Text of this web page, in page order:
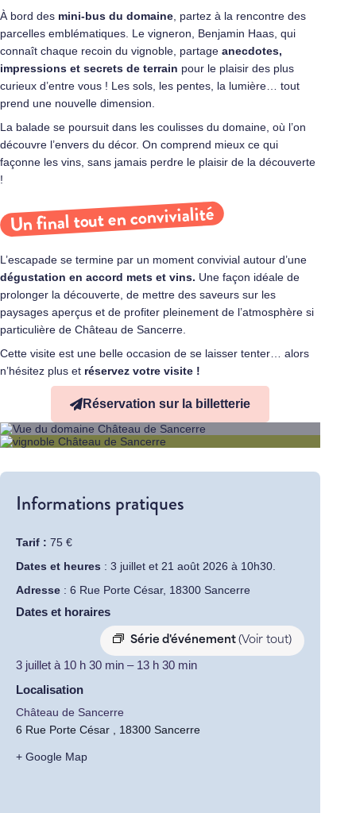
À bord des mini‑bus du domaine, partez à la rencontre des
parcelles emblématiques. Le vigneron, Benjamin Haas, qui
connaît chaque recoin du vignoble, partage anecdotes,
impressions et secrets de terrain pour le plaisir des plus
curieux d’entre vous ! Les sols, les pentes, la lumière… tout
prend une nouvelle dimension.
La balade se poursuit dans les coulisses du domaine, où l’on
découvre l’envers du décor. On comprend mieux ce qui
façonne les vins, sans jamais perdre le plaisir de la découverte
!
Un final tout en convivialité
L’escapade se termine par un moment convivial autour d’une
dégustation en accord mets et vins. Une façon idéale de
prolonger la découverte, de mettre des saveurs sur les
paysages aperçus et de profiter pleinement de l’atmosphère si
particulière de Château de Sancerre.
Cette visite est une belle occasion de se laisser tenter… alors
n’hésitez plus et réservez votre visite !
Réservation sur la billetterie
Informations pratiques
Tarif : 75 €
Dates et heures : 3 juillet et 21 août 2026 à 10h30.
Adresse : 6 Rue Porte César, 18300 Sancerre
Dates et horaires
Série d'événement(Voir tout)
3 juillet à 10 h 30 min – 13 h 30 min
Localisation
Château de Sancerre
6 Rue Porte César , 18300 Sancerre
+ Google Map